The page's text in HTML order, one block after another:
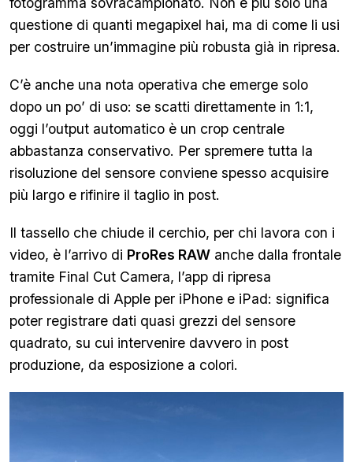
questione di quanti megapixel hai, ma di come li usi
per costruire un’immagine più robusta già in ripresa.
C’è anche una nota operativa che emerge solo
dopo un po’ di uso: se scatti direttamente in 1:1,
oggi l’output automatico è un crop centrale
abbastanza conservativo. Per spremere tutta la
risoluzione del sensore conviene spesso acquisire
più largo e rifinire il taglio in post.
Il tassello che chiude il cerchio, per chi lavora con i
video, è l’arrivo di ProRes RAW anche dalla frontale
tramite Final Cut Camera, l’app di ripresa
professionale di Apple per iPhone e iPad: significa
poter registrare dati quasi grezzi del sensore
quadrato, su cui intervenire davvero in post
produzione, da esposizione a colori.